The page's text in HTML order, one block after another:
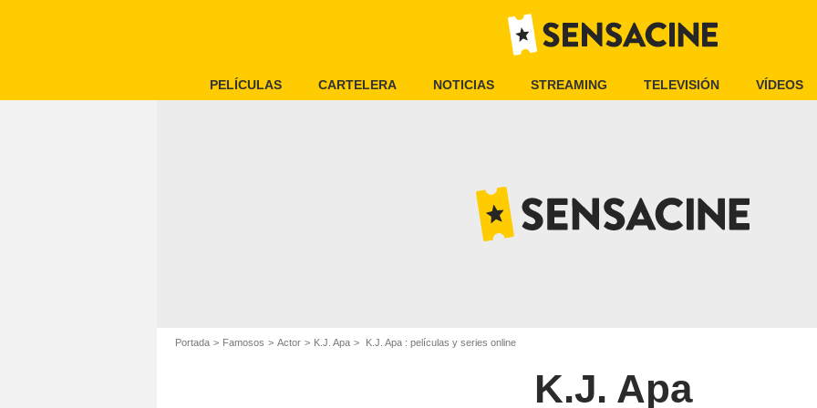
PELÍCULAS CARTELERA NOTICIAS STREAMING TELEVISIÓN VÍDEOS
Portada Famosos Actor K.J. Apa K.J. Apa : películas y series online
K.J. Apa